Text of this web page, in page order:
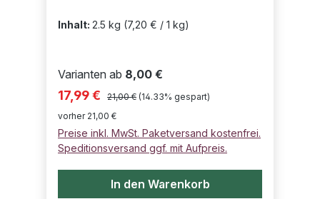
Inhalt: 2.5 kg (7,20 € / 1 kg)
Varianten ab 8,00 €
Verkaufspreis:
17,99 € Regulärer Preis:
21,00 € (14.33% gespart)
vorher 21,00 €
Preise inkl. MwSt. Paketversand kostenfrei.
Speditionsversand ggf. mit Aufpreis.
In den Warenkorb